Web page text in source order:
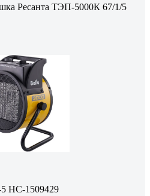
Ресанта ТЭП-5000К 67/1/5
НС-1509429